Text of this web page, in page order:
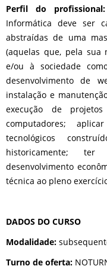
Perfil do profissional:
Informática deve ser
abstraídas de uma
(aquelas que, pela sua
e/ou à sociedade
desenvolvimento de
instalação e
execução de
computadores;
tecnológicos
historicamente;
desenvolvimento
técnica ao pleno
DADOS DO CURSO
Modalidade:
Turno de oferta: